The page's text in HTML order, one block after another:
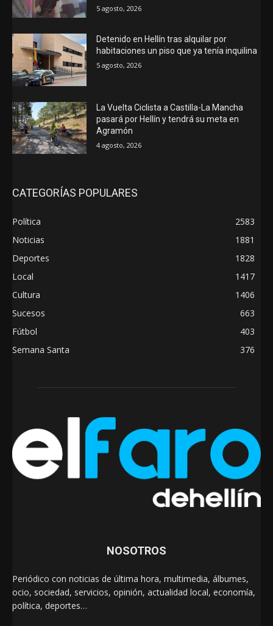
5 agosto, 2026
Detenido en Hellín tras alquilar por
habitaciones un piso que ya tenía inquilina
5 agosto, 2026
La Vuelta Ciclista a Castilla-La Mancha
pasará por Hellín y tendrá su meta en
Agramón
4 agosto, 2026
CATEGORÍAS POPULARES
Política
2583
Noticias
1881
Deportes
1828
Local
1417
Cultura
1406
Sucesos
663
Fútbol
403
Semana Santa
376
NOSOTROS
Periódico con noticias de última hora, multimedia, álbumes,
ocio, sociedad, servicios, opinión, actualidad local, economía,
política, deportes…